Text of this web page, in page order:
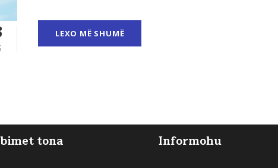
LEXO MË SHUMË
tona Informohu